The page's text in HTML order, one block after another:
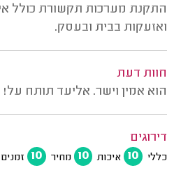
התקנת מערכות תקשורת כולל
ואזעקות בבית ובעסק.
חוות דעת
הוא אמין וישר. אליעד תותח על!
דירוגים
כללי 10 איכות 10 מחיר 10 זמנים